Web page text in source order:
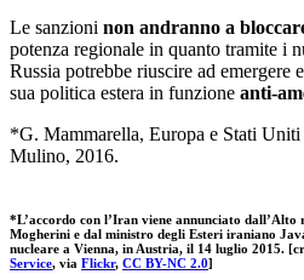
Le sanzioni non andranno a
potenza regionale in quanto tramite i
Russia potrebbe riuscire ad emergere
sua politica estera in funzione anti-
*G. Mammarella, Europa e Stati
Mulino, 2016.
*L’accordo con l’Iran viene annunciato dall’Alto
Mogherini e dal ministro degli Esteri iraniano
nucleare a Vienna, in Austria, il 14 luglio 2015.
Service, via Flickr, CC BY-NC 2.0]